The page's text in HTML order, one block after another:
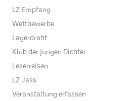
LZ Empfang
Wettbewerbe
Lagerdraht
Klub der jungen Dichter
Leserreisen
LZ Jass
Veranstaltung erfassen